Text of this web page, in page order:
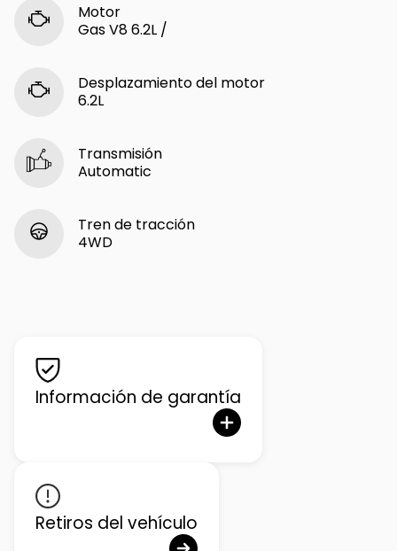
Motor
Gas V8 6.2L /
Desplazamiento del motor
6.2L
Transmisión
Automatic
Tren de tracción
4WD
Información de garantía
Retiros del vehículo